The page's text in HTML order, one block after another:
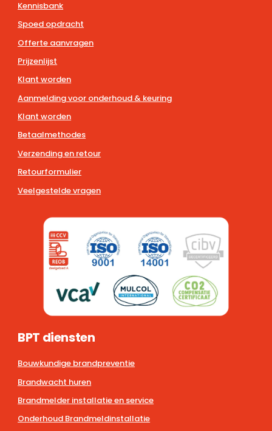
Kennisbank
Spoed opdracht
Offerte aanvragen
Prijzenlijst
Klant worden
Aanmelding voor onderhoud & keuring
Klant worden
Betaalmethodes
Verzending en retour
Retourformulier
Veelgestelde vragen
BPT diensten
Bouwkundige brandpreventie
Brandwacht huren
Brandmelder installatie en service
Onderhoud Brandmeldinstallatie